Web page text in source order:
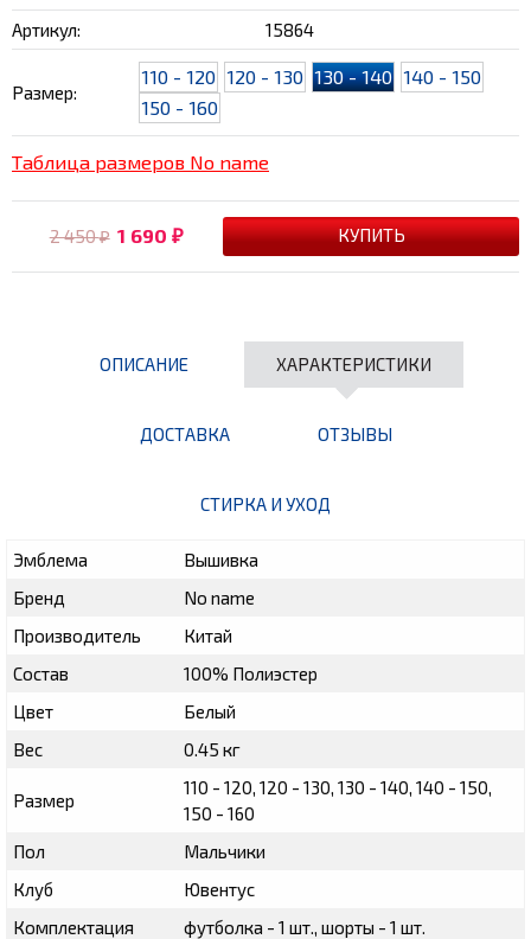
Артикул: 15864
Размер:
110 - 120 120 - 130 130 - 140 140 - 150
150 - 160
Таблица размеров No name
2 450₽ 1 690 ₽
ОПИСАНИЕ ХАРАКТЕРИСТИКИ
ДОСТАВКА ОТЗЫВЫ
СТИРКА И УХОД
Эмблема
Вышивка
Бренд
No name
Производитель
Китай
Состав
100% Полиэстер
Цвет
Белый
Вес
0.45 кг
Размер
110 - 120, 120 - 130, 130 - 140, 140 - 150,
150 - 160
Пол
Мальчики
Клуб
Ювентус
Комплектация
футболка - 1 шт., шорты - 1 шт.